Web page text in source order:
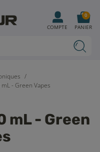
- Green Vapes
mL - Green
COMPTE PANIER
0